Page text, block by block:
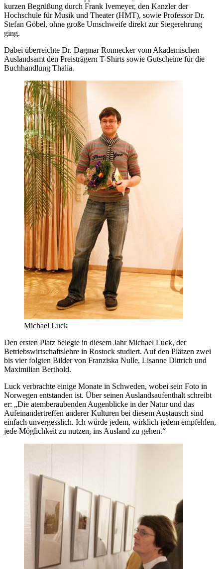
kurzen Begrüßung durch Frank Ivemeyer, den Kanzler der
Hochschule für Musik und Theater (HMT), sowie Professor Dr.
Stefan Göbel, ohne große Umschweife direkt zur Siegerehrung
ging.
Dabei überreichte Dr. Dagmar Ronnecker vom Akademischen
Auslandsamt den Preisträgern T-Shirts sowie Gutscheine für die
Buchhandlung Thalia.
Michael Luck
Den ersten Platz belegte in diesem Jahr Michael Luck, der
Betriebswirtschaftslehre in Rostock studiert. Auf den Plätzen zwei
bis vier folgten Bilder von Franziska Nulle, Lisanne Dittrich und
Maximilian Berthold.
Luck verbrachte einige Monate in Schweden, wobei sein Foto in
Norwegen entstanden ist. Über seinen Auslandsaufenthalt schreibt
er: „Die atemberaubenden Augenblicke in der Natur und das
Aufeinandertreffen anderer Kulturen bei diesem Austausch sind
einfach unvergesslich. Ich würde jedem, wirklich jedem empfehlen,
jede Möglichkeit zu nutzen, ins Ausland zu gehen.“